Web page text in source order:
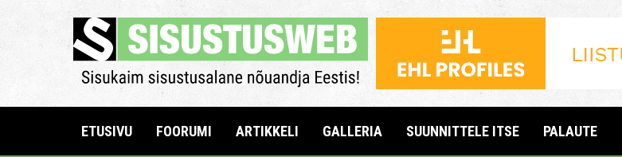
ETUSIVU FOORUMI ARTIKKELI GALLERIA SUUNNITTELE ITSE PALAUTE